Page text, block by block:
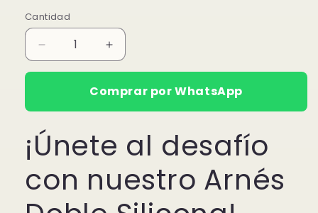
Cantidad
Reducir
cantidad
Doble
Aumentar
cantidad
Arnés
Doble
Comprar por WhatsApp
¡Únete al desafío
con nuestro Arnés